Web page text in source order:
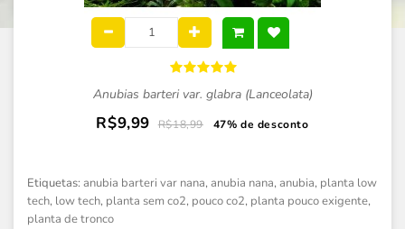
Anubias barteri var. glabra (Lanceolata)
R$9,99 R$18,99 47% de desconto
Etiquetas: anubia barteri var nana, anubia nana, anubia, planta low
tech, low tech, planta sem co2, pouco co2, planta pouco exigente,
planta de tronco